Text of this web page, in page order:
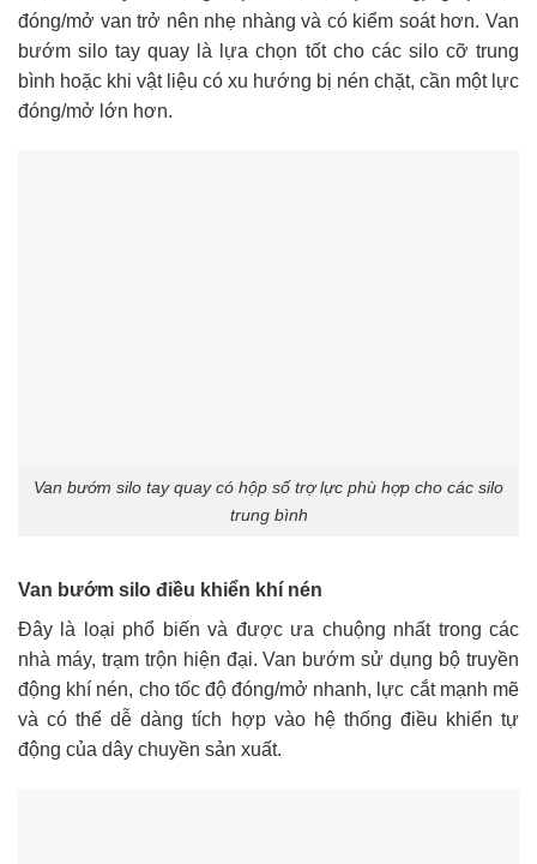
đóng/mở van trở nên nhẹ nhàng và có kiểm soát hơn. Van
bướm silo tay quay là lựa chọn tốt cho các silo cỡ trung
bình hoặc khi vật liệu có xu hướng bị nén chặt, cần một lực
đóng/mở lớn hơn.
Van bướm silo tay quay có hộp số trợ lực phù hợp cho các silo
trung bình
Van bướm silo điều khiển khí nén
Đây là loại phổ biến và được ưa chuộng nhất trong các
nhà máy, trạm trộn hiện đại. Van bướm sử dụng bộ truyền
động khí nén, cho tốc độ đóng/mở nhanh, lực cắt mạnh mẽ
và có thể dễ dàng tích hợp vào hệ thống điều khiển tự
động của dây chuyền sản xuất.